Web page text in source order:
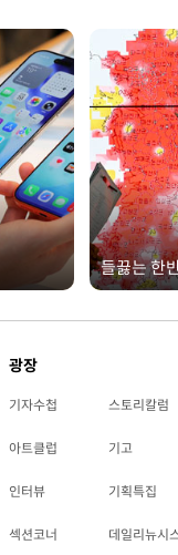
들끓는 한
광장
기자수첩 스토리칼럼
아트클럽 기고
인터뷰 기획특집
섹션코너 데일리뉴시